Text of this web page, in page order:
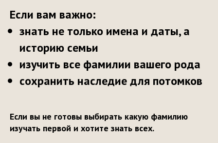
Если вам важно:
знать не только имена и даты, а
историю семьи
изучить все фамилии вашего рода
сохранить наследие для потомков
Если вы не готовы выбирать какую фамилию
изучать первой и хотите знать всех.